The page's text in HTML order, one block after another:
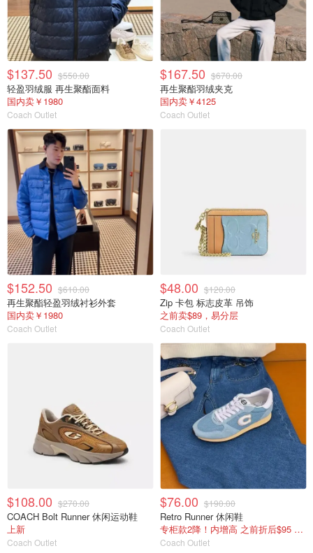
$137.50 $550.00
轻盈羽绒服 再生聚酯面料
国内卖￥1980
Coach Outlet
$167.50 $670.00
再生聚酯羽绒夹克
国内卖￥4125
Coach Outlet
$152.50 $610.00
再生聚酯轻盈羽绒衬衫外套
国内卖￥1980
Coach Outlet
$48.00 $120.00
Zip 卡包 标志皮革 吊饰
之前卖$89，易分层
Coach Outlet
$108.00 $270.00
COACH Bolt Runner 休闲运动鞋
上新
Coach Outlet
$76.00 $190.00
Retro Runner 休闲鞋
专柜款2降！内增高 之前折后$95 国内￥1350
Coach Outlet